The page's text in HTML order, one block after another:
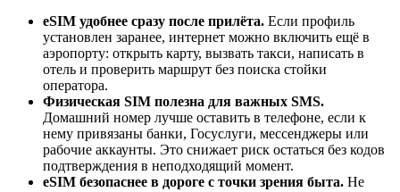
eSIM удобнее сразу после прилёта. Если профиль
установлен заранее, интернет можно включить ещё в
аэропорту: открыть карту, вызвать такси, написать в
отель и проверить маршрут без поиска стойки
оператора.
Физическая SIM полезна для важных SMS.
Домашний номер лучше оставить в телефоне, если к
нему привязаны банки, Госуслуги, мессенджеры или
рабочие аккаунты. Это снижает риск остаться без кодов
подтверждения в неподходящий момент.
eSIM безопаснее в дороге с точки зрения быта. Не